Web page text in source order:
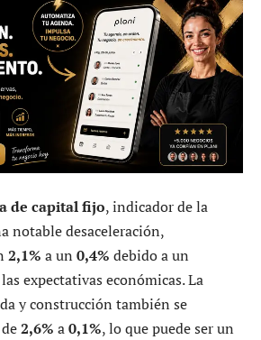
de capital fijo, indicador de la
notable desaceleración,
2,1% a un 0,4% debido a un
expectativas económicas. La
y construcción también se
2,6% a0,1%, lo que puede ser un